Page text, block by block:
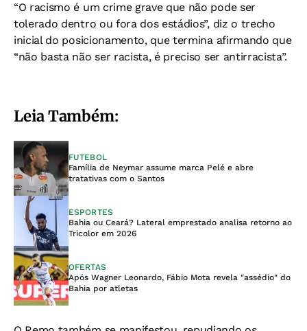
“O racismo é um crime grave que não pode ser
tolerado dentro ou fora dos estádios”, diz o trecho
inicial do posicionamento, que termina afirmando que
“não basta não ser racista, é preciso ser antirracista”.
Leia Também:
FUTEBOL
Família de Neymar assume marca Pelé e abre
tratativas com o Santos
ESPORTES
Bahia ou Ceará? Lateral emprestado analisa retorno ao
Tricolor em 2026
OFERTAS
Após Wagner Leonardo, Fábio Mota revela "assédio" do
Bahia por atletas